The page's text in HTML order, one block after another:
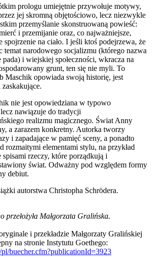
prologu umiejętnie przywołuje motywy,
jej skromną objętościowo, lecz niezwykle
przemyślanie skonstruowaną powieść:
i przemijanie oraz, co najważniejsze,
na ciało. I jeśli ktoś podejrzewa, że
temat narodowego socjalizmu (którego nazwa
i wiejskiej społeczności, wkracza na
grunt, ten się nie myli. To
Maschik opowiada swoją historię, jest
nie jest opowiedziana w typowo
nawiązuje do tradycji
realizmu magicznego. Świat Anny
a zarazem konkretny. Autorka tworzy
i zapadające w pamięć sceny, a ponadto
rozmaitymi elementami stylu, na przykład
rzeczy, które porządkują i
świat. Odważny pod względem formy
debiut.
autorstwa Christopha Schrödera.
przełożyła Małgorzata Gralińska.
i przekładzie Małgorzaty Gralińskiej
na stronie Instytutu Goethego:
buecher.cfm?publicationId=3923